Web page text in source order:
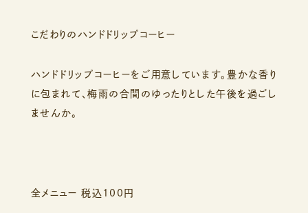
こだわりのハンドドリップコーヒー
ハンドドリップコーヒーをご用意しています。豊かな香り
に包まれて、梅雨の合間のゆったりとした午後を過ごし
ませんか。
全メニュー 税込100円